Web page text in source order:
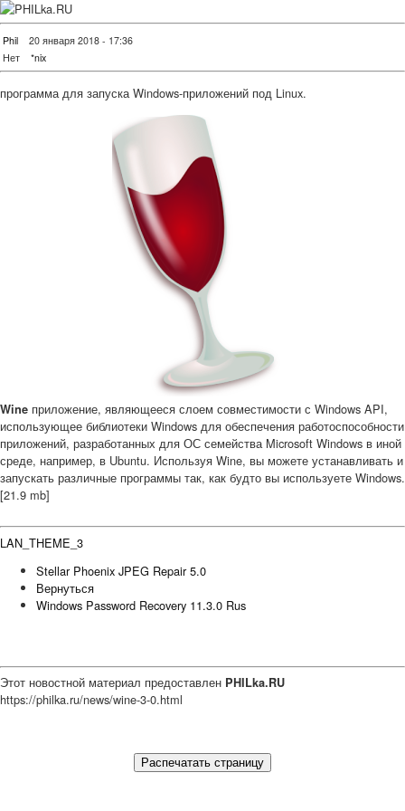
Phil
20 января 2018 - 17:36
Нет
*nix
программа для запуска Windows-приложений под Linux.
Wine приложение, являющееся слоем совместимости с Windows API,
использующее библиотеки Windows для обеспечения работоспособности
приложений, разработанных для ОС семейства Microsoft Windows в иной
среде, например, в Ubuntu. Используя Wine, вы можете устанавливать и
запускать различные программы так, как будто вы используете Windows.
[21.9 mb]
LAN_THEME_3
Stellar Phoenix JPEG Repair 5.0
Вернуться
Windows Password Recovery 11.3.0 Rus
Этот новостной материал предоставлен PHILka.RU
https://philka.ru/news/wine-3-0.html
Распечатать страницу